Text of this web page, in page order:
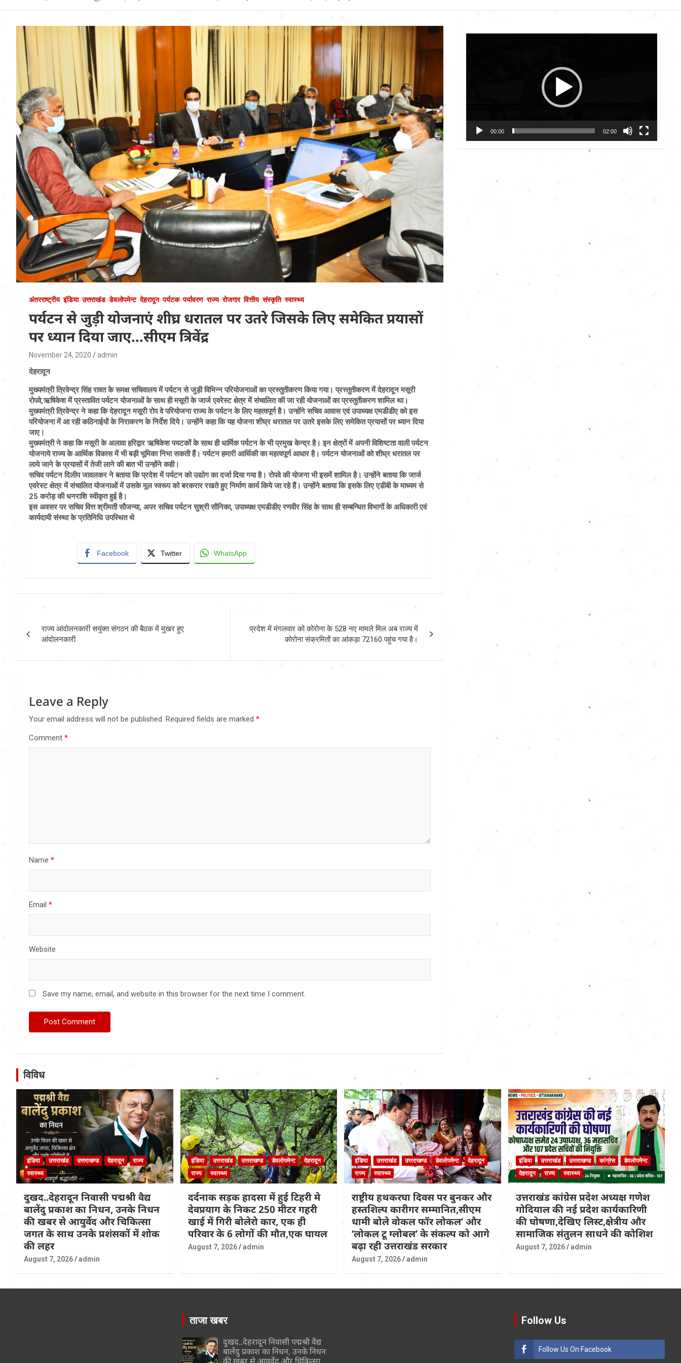
Uttarakhand News in
Hindi
अंतरराष्ट्रीय इंडिया उत्तराखंड डेवलोपमेन्ट देहरादून पर्यटक पर्यावरण राज्य रोजगार वित्तीय संस्कृति स्वास्थ्य
पर्यटन से जुड़ी योजनाएं शीघ्र धरातल पर उतरे जिसके लिए समेकित प्रयासों
पर ध्यान दिया जाए…सीएम त्रिवेंद्र
November 24, 2020 admin
देहरादून
मुख्यमंत्री त्रिवेन्द्र सिंह रावत के समक्ष सचिवालय में पर्यटन से जुड़ी विभिन्न परियोजनाओं का प्रस्तुतीकरण किया गया। प्रस्तुतीकरण में देहरादून मसूरी
रोपवे,ऋषिकेश में प्रस्तावित पर्यटन योजनाओं के साथ ही मसूरी के जार्ज एवरेस्ट क्षेत्र में संचालित की जा रही योजनाओं का प्रस्तुतीकरण शामिल था।
मुख्यमंत्री त्रिवेन्द्र ने कहा कि देहरादून मसूरी रोप वे परियोजना राज्य के पर्यटन के लिए महत्वपूर्ण है। उन्होंने सचिव आवास एवं उपाध्यक्ष एमडीडीए को इस
परियोजना में आ रही कठिनाईयों के निराकरण के निर्देश दिये। उन्होंने कहा कि यह योजना शीघ्र धरातल पर उतरे इसके लिए समेकित प्रयासों पर ध्यान दिया
जाए।
मुख्यमंत्री ने कहा कि मसूरी के अलावा हरिद्वार ऋषिकेश पयटकों के साथ ही धार्मिक पर्यटन के भी प्रमुख केन्द्र है। इन क्षेत्रों में अपनी विशिष्टता वाली पर्यटन
योजनाये राज्य के आर्थिक विकास में भी बड़ी भूमिका निभा सकती हैं। पर्यटन हमारी आर्थिकी का महत्वपूर्ण आधार है। पर्यटन योजनाओं को शीघ्र धरातल पर
लाये जाने के प्रयासों में तेजी लाने की बात भी उन्होंने कही।
सचिव पर्यटन दिलीप जावलकर ने बताया कि प्रदेश में पर्यटन को उद्योग का दर्जा दिया गया है। रोपवे की योजना भी इसमें शामिल है। उन्होंने बताया कि जार्ज
एवरेस्ट क्षेत्र में संचालित योजनाओं में उसके मूल स्वरूप को बरकरार रखते हुए निर्माण कार्य किये जा रहे हैं। उन्होंने बताया कि इसके लिए एडीबी के माध्यम से
25 करोड़ की धनराशि स्वीकृत हुई है।
इस अवसर पर सचिव वित्त श्रीमती सौजन्या, अपर सचिव पर्यटन सुश्री सौनिका, उपाध्यक्ष एमडीडीए रणवीर सिंह के साथ ही सम्बन्धित विभागों के अधिकारी एवं
कार्यदायी संस्था के प्रतिनिधि उपस्थित थे
Facebook Twitter WhatsApp
navigation
राज्य आंदोलनकारी सयुंक्त संगठन की बैठक में मुखर हुए
आंदोलनकारी
प्रदेश में मंगलवार को कोरोना के 528 नए मामले मिल अब राज्य में
कोरोना संक्रमितों का आंकड़ा 72160 पहुंच गया है।
Leave a Reply
Your email address will not be published. Required fields are marked *
Comment *
Name *
Email *
Website
Save my name, email, and website in this browser for the next time I comment.
00:00 02:00
विविध
इंडिया उत्तराखंड उत्तराखण्ड देहरादून
राज्य
स्वास्थ्य
दुखद..देहरादून निवासी पद्मश्री वैद्य
बालेंदु प्रकाश का निधन, उनके निधन
की खबर से आयुर्वेद और चिकित्सा
जगत के साथ उनके प्रशंसकों में शोक
की लहर
August 7, 2026 admin
इंडिया उत्तराखंड उत्तराखण्ड डेवलोपमेन्ट
देहरादून
राज्य
स्वास्थ्य
दर्दनाक सड़क हादसा में हुई टिहरी मे
देवप्रयाग के निकट 250 मीटर गहरी
खाई में गिरी बोलेरो कार, एक ही
परिवार के 6 लोगों की मौत,एक घायल
August 7, 2026 admin
इंडिया उत्तराखंड उत्तराखण्ड डेवलोपमेन्ट
देहरादून
राज्य
स्वास्थ्य
राष्ट्रीय हथकरघा दिवस पर बुनकर और
हस्तशिल्प कारीगर सम्मानित,सीएम
धामी बोले वोकल फॉर लोकल’ और
‘लोकल टू ग्लोबल’ के संकल्प को आगे
बढ़ा रही उत्तराखंड सरकार
August 7, 2026 admin
इंडिया उत्तराखंड उत्तराखण्ड कांग्रेस
डेवलोपमेन्ट
देहरादून
राज्य स्वास्थ्य
उत्तराखंड कांग्रेस प्रदेश अध्यक्ष गणेश
गोदियाल की नई प्रदेश कार्यकारिणी
की घोषणा,देखिए लिस्ट,क्षेत्रीय और
सामाजिक संतुलन साधने की कोशिश
August 7, 2026 admin
ताजा खबर
दुखद..देहरादून निवासी पद्मश्री वैद्य
बालेंदु प्रकाश का निधन, उनके निधन
Follow Us
Follow Us On Facebook